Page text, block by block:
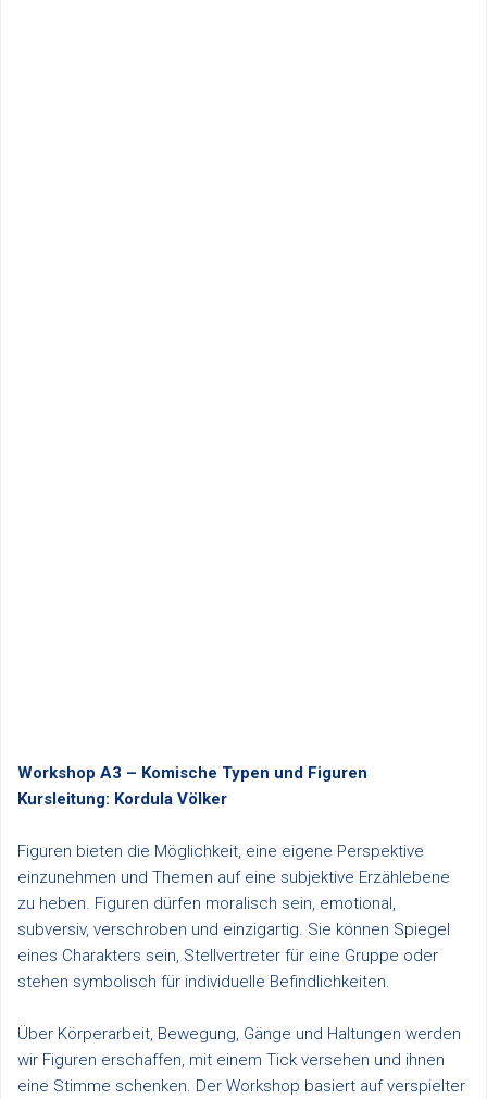
Workshop A3 – Komische Typen und Figuren
Kursleitung: Kordula Völker
Figuren bieten die Möglichkeit, eine eigene Perspektive
einzunehmen und Themen auf eine subjektive Erzählebene
zu heben. Figuren dürfen moralisch sein, emotional,
subversiv, verschroben und einzigartig. Sie können Spiegel
eines Charakters sein, Stellvertreter für eine Gruppe oder
stehen symbolisch für individuelle Befindlichkeiten.
Über Körperarbeit, Bewegung, Gänge und Haltungen werden
wir Figuren erschaffen, mit einem Tick versehen und ihnen
eine Stimme schenken. Der Workshop basiert auf verspielter